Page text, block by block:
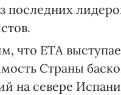
последних
что ЕТА
Страны
на севере